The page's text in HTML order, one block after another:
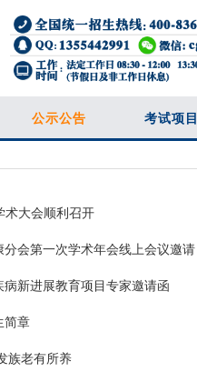
公示公告 考试项目
术大会顺利召开
会第一次学术年会线上会议邀请
新进展教育项目专家邀请函
简章
族老有所养